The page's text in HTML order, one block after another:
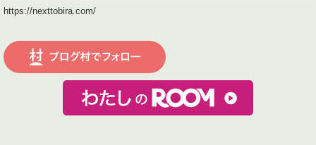
https://nexttobira.com/